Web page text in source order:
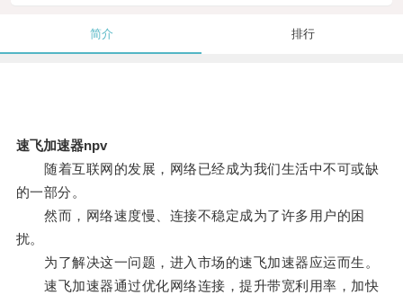
简介 排行
速飞加速器npv
随着互联网的发展，网络已经成为我们生活中不可或缺
的一部分。
然而，网络速度慢、连接不稳定成为了许多用户的困
扰。
为了解决这一问题，进入市场的速飞加速器应运而生。
速飞加速器通过优化网络连接，提升带宽利用率，加快